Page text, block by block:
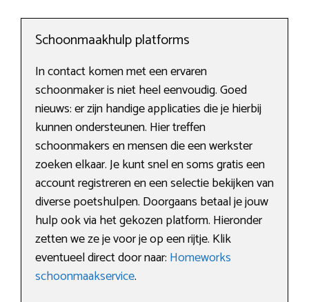
Schoonmaakhulp platforms
In contact komen met een ervaren
schoonmaker is niet heel eenvoudig. Goed
nieuws: er zijn handige applicaties die je hierbij
kunnen ondersteunen. Hier treffen
schoonmakers en mensen die een werkster
zoeken elkaar. Je kunt snel en soms gratis een
account registreren en een selectie bekijken van
diverse poetshulpen. Doorgaans betaal je jouw
hulp ook via het gekozen platform. Hieronder
zetten we ze je voor je op een rijtje. Klik
eventueel direct door naar: Homeworks
schoonmaakservice.